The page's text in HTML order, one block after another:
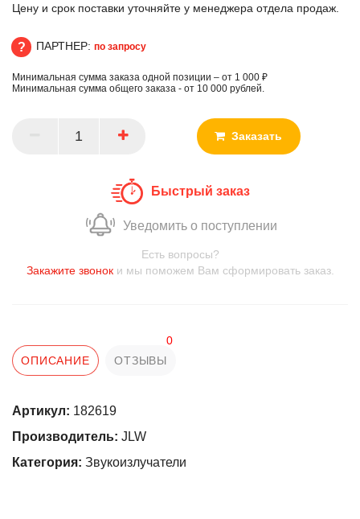
Цену и срок поставки уточняйте у менеджера отдела продаж.
ПАРТНЕР
ПАРТНЕР: по запросу
Минимальная сумма заказа одной позиции – от 1 000 ₽
Минимальная сумма общего заказа - от 10 000 рублей.
Заказать
Быстрый заказ
Уведомить о поступлении
Есть вопросы?
Закажите звоноки мы поможем Вам сформировать заказ.
ОПИСАНИЕ ОТЗЫВЫ
0
Артикул: 182619
Производитель: JLW
Категория: Звукоизлучатели